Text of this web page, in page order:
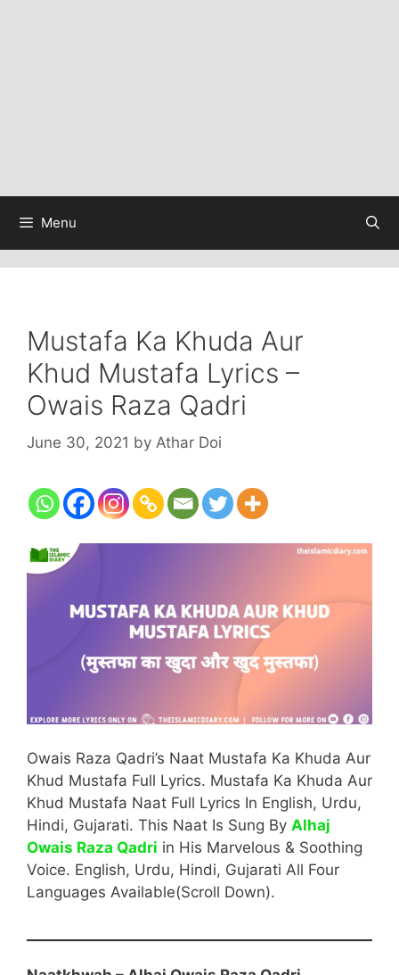
Menu
Mustafa Ka Khuda Aur
Khud Mustafa Lyrics –
Owais Raza Qadri
June 30, 2021 by Athar Doi
Owais Raza Qadri’s Naat Mustafa Ka Khuda Aur
Khud Mustafa Full Lyrics. Mustafa Ka Khuda Aur
Khud Mustafa Naat Full Lyrics In English, Urdu,
Hindi, Gujarati. This Naat Is Sung By Alhaj
Owais Raza Qadri in His Marvelous & Soothing
Voice. English, Urdu, Hindi, Gujarati All Four
Languages Available(Scroll Down).